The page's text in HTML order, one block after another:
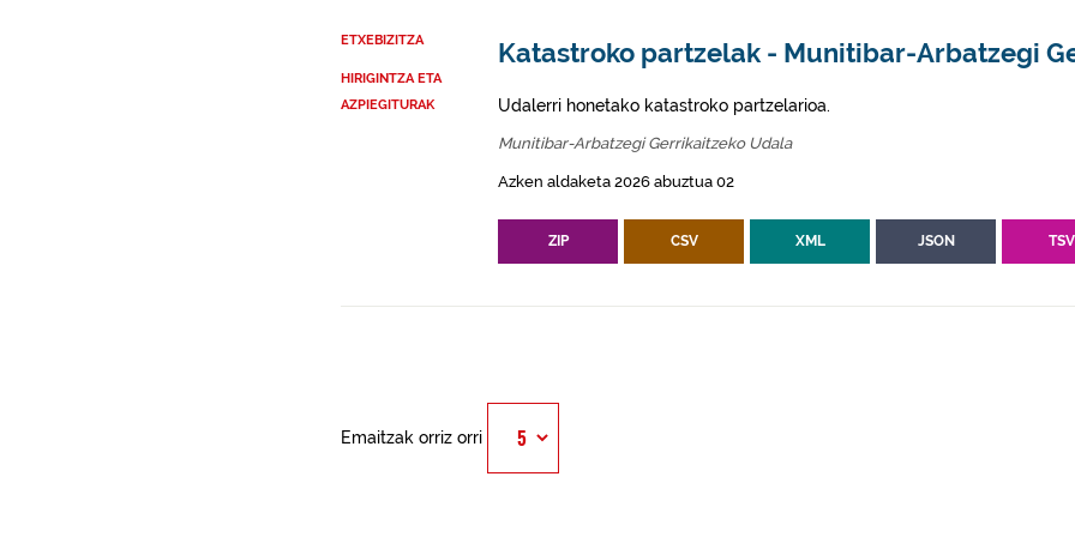
ETXEBIZITZA
HIRIGINTZA ETA
AZPIEGITURAK
Katastroko partzelak - Munitibar-Arbatzegi
Udalerri honetako katastroko partzelarioa.
Munitibar-Arbatzegi Gerrikaitzeko Udala
Azken aldaketa 2026 abuztua 02
ZIP CSV XML JSON TSV
Emaitzak orriz orri